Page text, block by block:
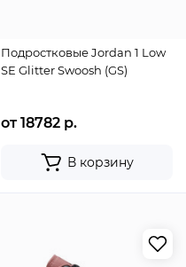
Подростковые Jordan 1 Low
SE Glitter Swoosh (GS)
от 18782 р.
В корзину